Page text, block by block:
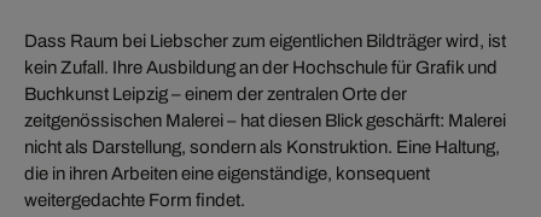
Dass Raum bei Liebscher zum eigentlichen Bildträger wird, ist
kein Zufall. Ihre Ausbildung an der Hochschule für Grafik und
Buchkunst Leipzig – einem der zentralen Orte der
zeitgenössischen Malerei – hat diesen Blick geschärft: Malerei
nicht als Darstellung, sondern als Konstruktion. Eine Haltung,
die in ihren Arbeiten eine eigenständige, konsequent
weitergedachte Form findet.